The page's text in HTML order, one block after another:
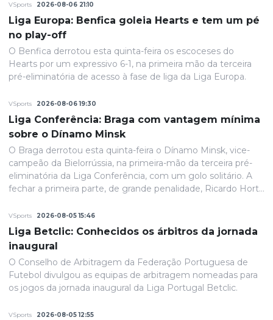
VSports 2026-08-06 21:10
Liga Europa: Benfica goleia Hearts e tem um pé
no play-off
O Benfica derrotou esta quinta-feira os escoceses do
Hearts por um expressivo 6-1, na primeira mão da terceira
pré-eliminatória de acesso à fase de liga da Liga Europa.
VSports 2026-08-06 19:30
Liga Conferência: Braga com vantagem mínima
sobre o Dínamo Minsk
O Braga derrotou esta quinta-feira o Dínamo Minsk, vice-
campeão da Bielorrússia, na primeira-mão da terceira pré-
eliminatória da Liga Conferência, com um golo solitário. A
fechar a primeira parte, de grande penalidade, Ricardo Horta
e até final o resultado permaneceria inalterado.
VSports 2026-08-05 15:46
Liga Betclic: Conhecidos os árbitros da jornada
inaugural
O Conselho de Arbitragem da Federação Portuguesa de
Futebol divulgou as equipas de arbitragem nomeadas para
os jogos da jornada inaugural da Liga Portugal Betclic.
VSports 2026-08-05 12:55